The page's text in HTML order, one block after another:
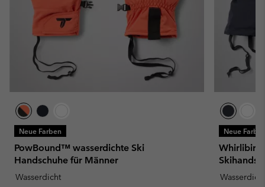
Neue Farben
PowBound™ wasserdichte Ski
Handschuhe für Männer
Wasserdicht
Neue
Wasserdicht